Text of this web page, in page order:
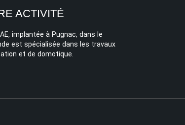
ACTIVITÉ
implantée à Pugnac, dans le
est spécialisée dans les travaux
et de domotique.